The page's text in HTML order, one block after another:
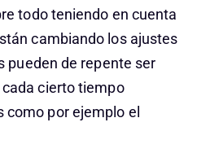
todo teniendo en cuenta
cambiando los ajustes
pueden de repente ser
cierto tiempo
como por ejemplo el